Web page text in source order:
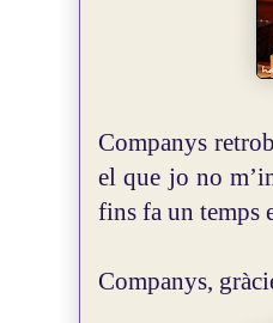
Companys
el que jo no
fins fa un temps
Companys,